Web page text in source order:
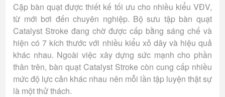
Cặp bàn quạt được thiết kế tối ưu cho nhiều kiểu VĐV,
từ mới bơi đến chuyên nghiệp. Bộ sưu tập bàn quạt
Catalyst Stroke đang chờ được cấp bằng sáng chế và
hiện có 7 kích thước với nhiều kiểu xỏ dây và hiệu quả
khác nhau. Ngoài việc xây dựng sức mạnh cho phần
thân trên, bàn quạt Catalyst Stroke còn cung cấp nhiều
mức độ lực cản khác nhau nên mỗi lần tập luyện thật sự
là một thử thách.